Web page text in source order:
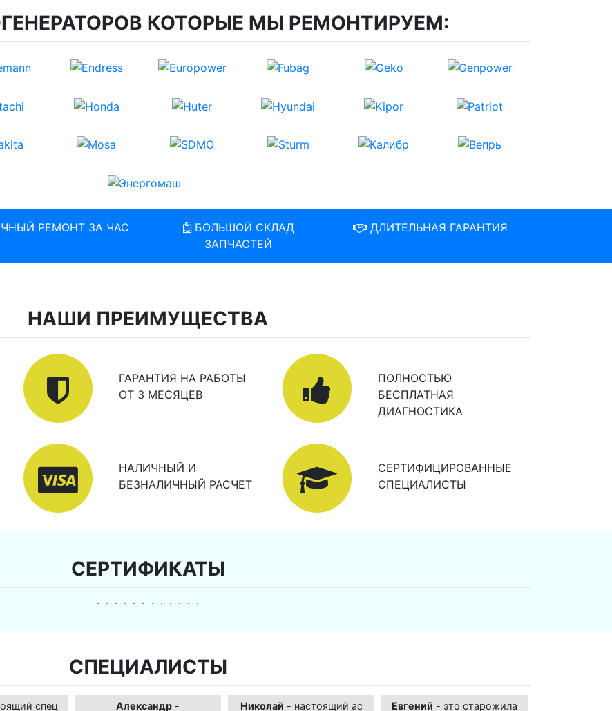
КОТОРЫЕ МЫ РЕМОНТИРУЕМ:
РЕМОНТ ЗА ЧАС
БОЛЬШОЙ СКЛАД
ЗАПЧАСТЕЙ
ДЛИТЕЛЬНАЯ ГАРАНТИЯ
НАШИ ПРЕИМУЩЕСТВА
ГАРАНТИЯ НА РАБОТЫ
ОТ 3 МЕСЯЦЕВ
ПОЛНОСТЬЮ
БЕСПЛАТНАЯ
ДИАГНОСТИКА
НАЛИЧНЫЙ И
БЕЗНАЛИЧНЫЙ РАСЧЕТ
СЕРТИФИЦИРОВАННЫЕ
СПЕЦИАЛИСТЫ
СЕРТИФИКАТЫ
СПЕЦИАЛИСТЫ
спец Александр - Николай - настоящий ас Евгений - это старожила